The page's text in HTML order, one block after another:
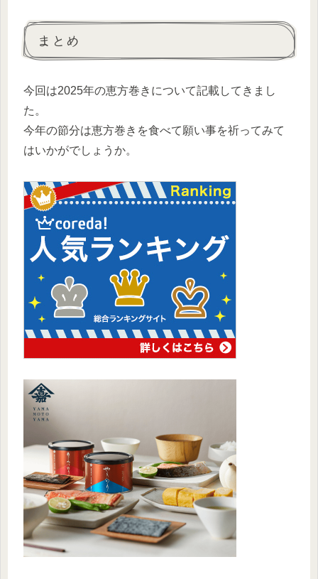
まとめ
今回は2025年の恵方巻きについて記載してきまし
た。
今年の節分は恵方巻きを食べて願い事を祈ってみて
はいかがでしょうか。